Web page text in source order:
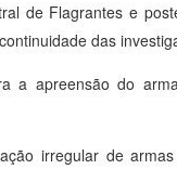
de Flagrantes e
das
a apreensão do
irregular de